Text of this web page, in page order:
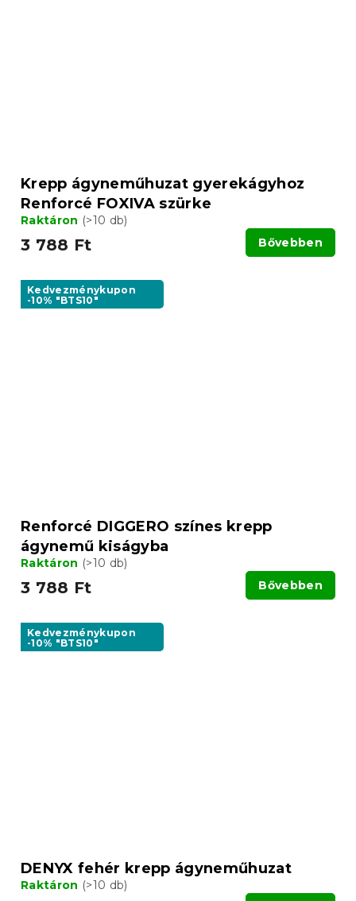
Krepp ágyneműhuzat gyerekágyhoz
Renforcé FOXIVA szürke
Raktáron (>10 db)
3 788 Ft Bővebben
Kedvezménykupon
-10% "BTS10"
Renforcé DIGGERO színes krepp
ágynemű kiságyba
Raktáron (>10 db)
3 788 Ft Bővebben
Kedvezménykupon
-10% "BTS10"
DENYX fehér krepp ágyneműhuzat
Raktáron (>10 db)